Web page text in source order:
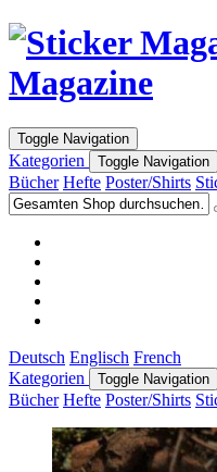
Magazine
Toggle Navigation
Kategorien Toggle Navigation
Bücher Hefte Poster/Shirts
Deutsch Englisch French
Kategorien
Toggle Navigation
Bücher Hefte Poster/Shirts